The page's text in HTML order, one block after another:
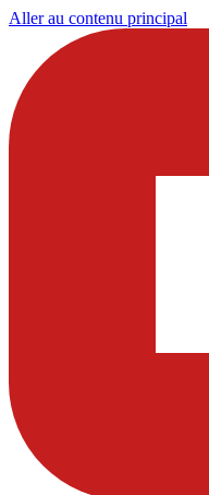
Aller au contenu principal